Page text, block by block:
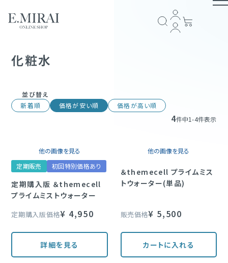
アイテム一覧
スキンケア
ヘアケア
定期購入
ブランドストーリー
会社概要
E.MIRAI会員について
プライバシーポリシー
特定商取引法に基づく表記
返品規約
お問い合わせ
GUIDE
ショッピングガイド
お支払い方法について
配送・送料について
会員規約
化粧水
並び替え
新着順
価格が安い順 価格が高い順
4件中1-4件表示
他の画像を見る
定期販売
初回特別価格あり
定期購入版 ＆themecell
プライムミストウォーター
定期購入版価格¥ 4,950
詳細を見る
他の画像を見る
＆themecell プライムミス
トウォーター(単品)
販売価格¥ 5,500
カートに入れる